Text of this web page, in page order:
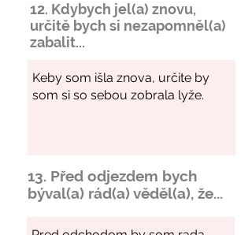
12. Kdybych jel(a) znovu,
určitě bych si nezapomněl(a)
zabalit...
13. Před odjezdem bych
býval(a) rád(a) věděl(a), že...